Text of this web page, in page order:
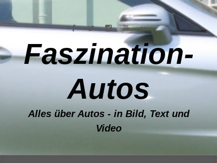
Faszination-
Autos
Alles über Autos - in Bild, Text und
Video